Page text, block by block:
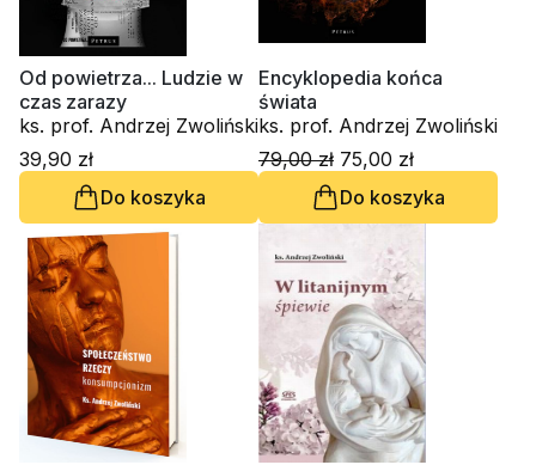
Od powietrza... Ludzie w
czas zarazy
ks. prof. Andrzej Zwoliński
39,90 zł
Do koszyka
Encyklopedia końca
świata
ks. prof. Andrzej Zwoliński
79,00 zł 75,00 zł
Do koszyka